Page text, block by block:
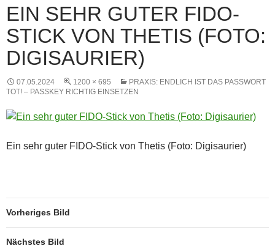
EIN SEHR GUTER FIDO-
STICK VON THETIS (FOTO:
DIGISAURIER)
07.05.2024 1200 × 695
PRAXIS: ENDLICH IST DAS PASSWORT
TOT! – PASSKEY RICHTIG EINSETZEN
Ein sehr guter FIDO-Stick von Thetis (Foto: Digisaurier)
Vorheriges Bild
Nächstes Bild